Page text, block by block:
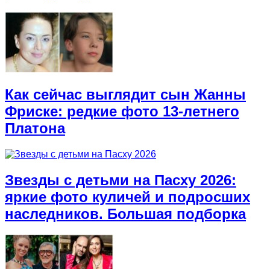
Как сейчас выглядит сын Жанны
Фриске: редкие фото 13-летнего
Платона
Звезды с детьми на Пасху 2026:
яркие фото куличей и подросших
наследников. Большая подборка